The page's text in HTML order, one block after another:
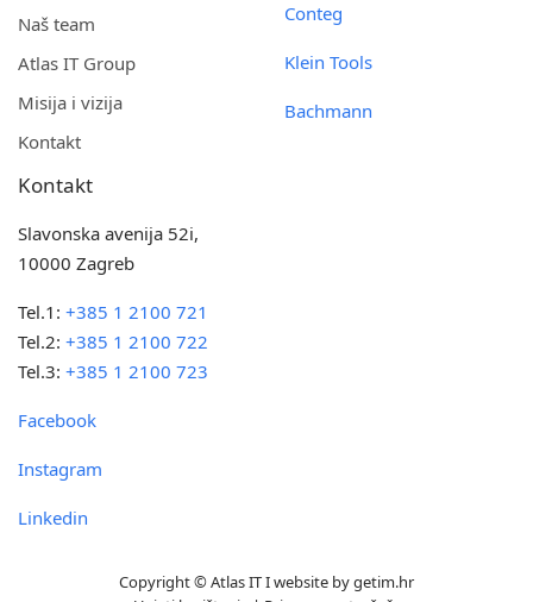
Naš team
Atlas IT Group
Misija i vizija
Kontakt
Conteg
Klein Tools
Bachmann
Kontakt
Slavonska avenija 52i,
10000 Zagreb
Tel.1:+385 1 2100 721
Tel.2:+385 1 2100 722
Tel.3:+385 1 2100 723
Facebook
Instagram
Linkedin
Copyright © Atlas IT I website bygetim.hr